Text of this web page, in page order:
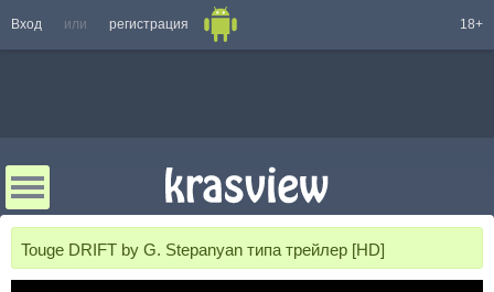
Вход или регистрация 18+
Touge DRIFT by G. Stepanyan типа трейлер [HD]